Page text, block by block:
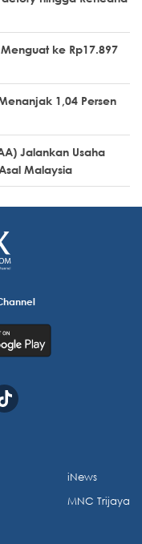
ke Rp17.897
1,04 Persen
Jalankan Usaha
Malaysia
iNews
MNC Trijaya